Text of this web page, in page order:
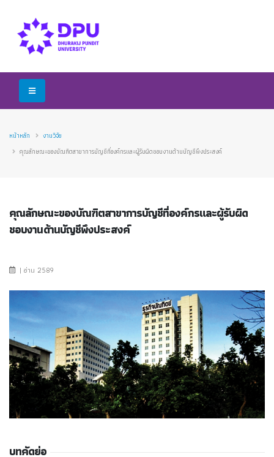
หน้าหลัก
งานวิจัย
คุณลักษณะของบัณฑิตสาขาการบัญชีที่องค์กรและผู้รับผิดชอบงานด้านบัญชีพึงประสงค์
คุณลักษณะของบัณฑิตสาขาการบัญชีที่องค์กรและผู้รับผิด
ชอบงานด้านบัญชีพึงประสงค์
| อ่าน 2589
บทคัดย่อ